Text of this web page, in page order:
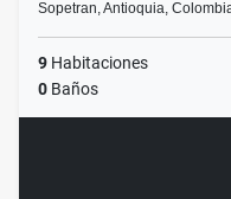
Sopetran, Antioquia,
9 Habitaciones
0 Baños